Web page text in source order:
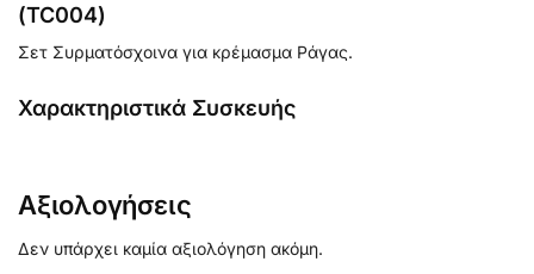
(TC004)
Σετ Συρματόσχοινα για κρέμασμα Ράγας.
Χαρακτηριστικά Συσκευής
Αξιολογήσεις
Δεν υπάρχει καμία αξιολόγηση ακόμη.